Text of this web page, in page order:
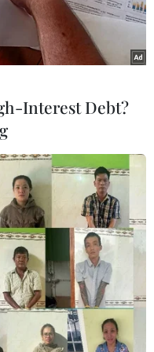
(Ảnh: AFP/TTXVN)
hàng trung ương
nút thắt cổ chai
lạm phát và cản
tế sau đại dịch.
Interest Debt?